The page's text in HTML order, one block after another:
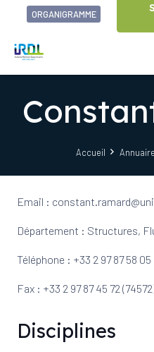
ORGANIGRAMME
Accueil Annuaire
Email :
Département : Structures,
Téléphone : +33 2 97 87 58 05
Fax : +33 2 97 87 45 72
Disciplines